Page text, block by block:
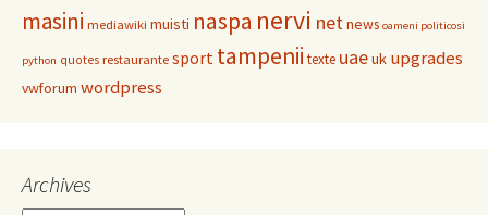
masini mediawiki muisti naspa nervi netnews oameni politicosi
python quotes restaurante sport tampenii texte uaeuk upgrades
vwforum wordpress
Archives